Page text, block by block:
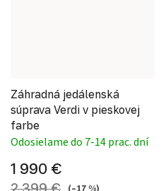
Záhradná jedálenská
súprava Verdi v pieskovej
farbe
Odosielame do 7-14 prac. dní
1 990 €
2 399 € (–17 %)